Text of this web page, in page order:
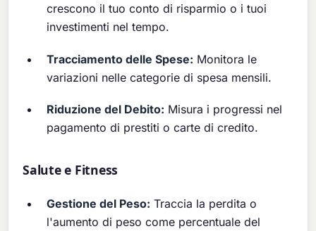
crescono il tuo conto di risparmio o i tuoi
investimenti nel tempo.
Tracciamento delle Spese: Monitora le
variazioni nelle categorie di spesa mensili.
Riduzione del Debito: Misura i progressi nel
pagamento di prestiti o carte di credito.
Salute e Fitness
Gestione del Peso: Traccia la perdita o
l'aumento di peso come percentuale del